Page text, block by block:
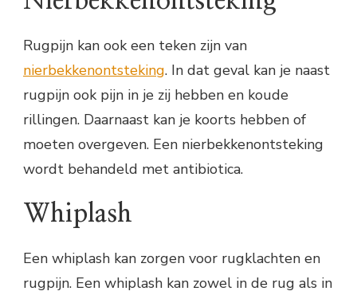
Rugpijn kan ook een teken zijn van
nierbekkenontsteking. In dat geval kan je naast
rugpijn ook pijn in je zij hebben en koude
rillingen. Daarnaast kan je koorts hebben of
moeten overgeven. Een nierbekkenontsteking
wordt behandeld met antibiotica.
Whiplash
Een whiplash kan zorgen voor rugklachten en
rugpijn. Een whiplash kan zowel in de rug als in